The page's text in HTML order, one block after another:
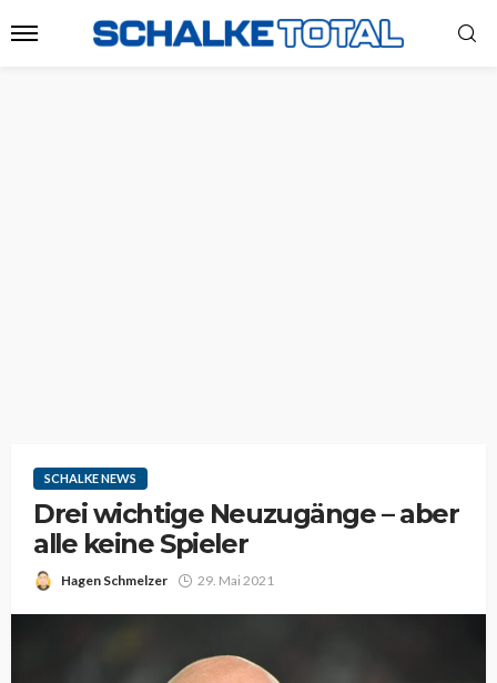
SCHALKE NEWS
Drei wichtige Neuzugänge – aber
alle keine Spieler
Hagen Schmelzer 29. Mai 2021